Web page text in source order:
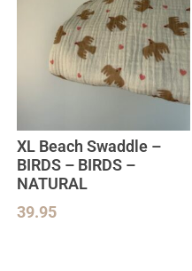
XL Beach Swaddle –
BIRDS – BIRDS –
NATURAL
39.95